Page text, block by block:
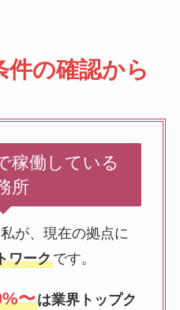
件の確認から
稼働している
所
が、現在の拠点に
ワークです。
〜は業界トップク